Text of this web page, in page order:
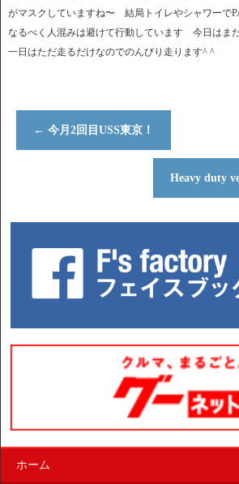
がマスクしていますね〜 結局トイレやシャワーで
なるべく人混みは避けて行動しています 今日はま
一日はただ走るだけなのでのんびり走ります^ ^
← 今月2回目USS東京！
Heavy duty
ホーム